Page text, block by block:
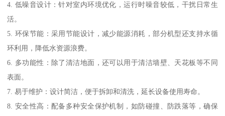
4. 低噪音设计：针对室内环境优化，运行时噪音较低，干扰日常生
活。
5. 环保节能：采用节能设计，减少能源消耗，部分机型还支持水循
环利用，降低水资源浪费。
6. 多功能性：除了清洁地面，还可以用于清洁墙壁、天花板等不同
表面。
7. 易于维护：设计简洁，便于拆卸和清洗，延长设备使用寿命。
8. 安全性高：配备多种安全保护机制，如防碰撞、防跌落等，确保